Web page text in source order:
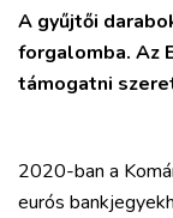
A gyűjtői
forgalomba. Az
támogatni
2020-ban a
eurós